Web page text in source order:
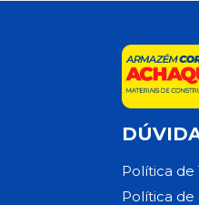
Política de
Política de